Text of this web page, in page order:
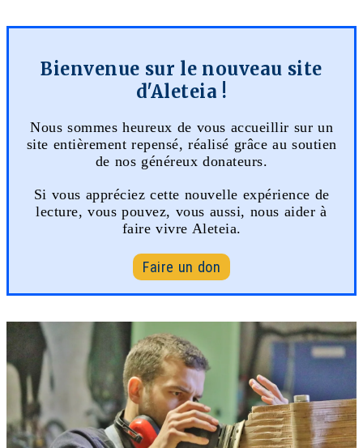
Bienvenue sur le nouveau site
d'Aleteia !
Nous sommes heureux de vous accueillir sur un
site entièrement repensé, réalisé grâce au soutien
de nos généreux donateurs.
Si vous appréciez cette nouvelle expérience de
lecture, vous pouvez, vous aussi, nous aider à
faire vivre Aleteia.
Faire un don